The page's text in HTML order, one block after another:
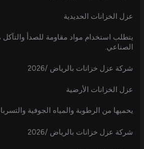
عزل الخزانات الحديدية
يتطلب استخدام مواد مقاومة للصدأ والتآكل
الصناعي.
شركة عزل خزانات بالرياض /2026
عزل الخزانات الأرضية
يحميها من الرطوبة والمياه الجوفية
شركة عزل خزانات بالرياض /2026